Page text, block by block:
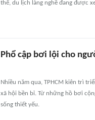
thế, du lịch làng nghề đang được
Phổ cập bơi lội cho
Nhiều năm qua, TPHCM kiên trì
xã hội bền bỉ. Từ những hồ bơi
sống thiết yếu.